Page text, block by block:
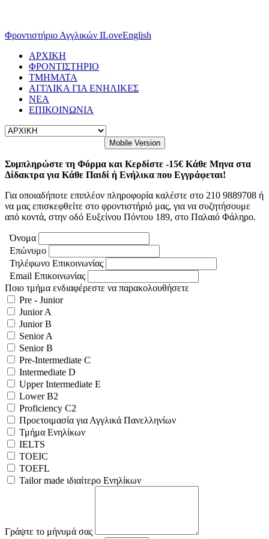
Φροντιστήριο Αγγλικών ILoveEnglish
ΑΡΧΙΚΗ
ΦΡΟΝΤΙΣΤΗΡΙΟ
ΤΜΗΜΑΤΑ
ΑΓΓΛΙΚΑ ΓΙΑ ΕΝΗΛΙΚΕΣ
ΝΕΑ
ΕΠΙΚΟΙΝΩΝΙΑ
Mobile Version
Συμπληρώστε τη Φόρμα και Κερδίστε -15€ Κάθε Μηνα στα
Δίδακτρα για Κάθε Παιδί ή Ενήλικα που Εγγράφεται!
Για οποιαδήποτε επιπλέον πληροφορία καλέστε στο 210 9889708 ή
να μας επισκεφθείτε στο φροντιστήριό μας, για να συζητήσουμε
από κοντά, στην οδό Ευξείνου Πόντου 189, στο Παλαιό Φάληρο.
Όνομα
Επώνυμο
Τηλέφωνο Επικοινωνίας
Email Επικοινωνίας
Ποιο τμήμα ενδιαφέρεστε να παρακολουθήσετε
Pre - Junior
Junior A
Junior B
Senior A
Senior B
Pre-Intermediate C
Intermediate D
Upper Intermediate E
Lower B2
Proficiency C2
Προετοιμασία για Αγγλικά Πανελληνίων
Τμήμα Ενηλίκων
IELTS
TOEIC
TOEFL
Tailor made ιδιαίτερο Ενηλίκων
Γράψτε το μήνυμά σας